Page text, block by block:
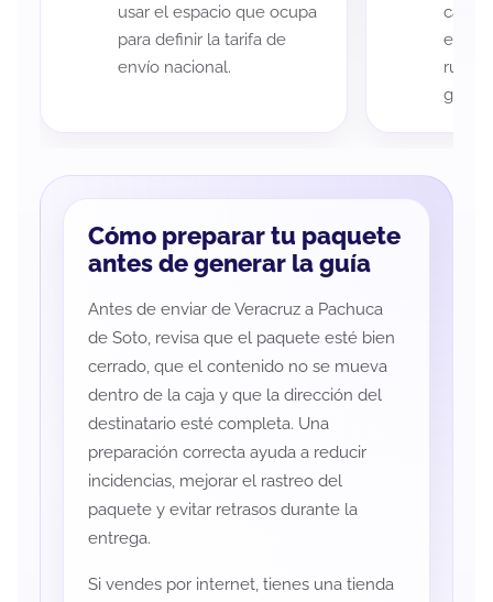
usar el espacio que ocupa
para definir la tarifa de
envío nacional.
cada
es
ruta
guía
Cómo preparar tu paquete
antes de generar la guía
Antes de enviar de Veracruz a Pachuca
de Soto, revisa que el paquete esté bien
cerrado, que el contenido no se mueva
dentro de la caja y que la dirección del
destinatario esté completa. Una
preparación correcta ayuda a reducir
incidencias, mejorar el rastreo del
paquete y evitar retrasos durante la
entrega.
Si vendes por internet, tienes una tienda